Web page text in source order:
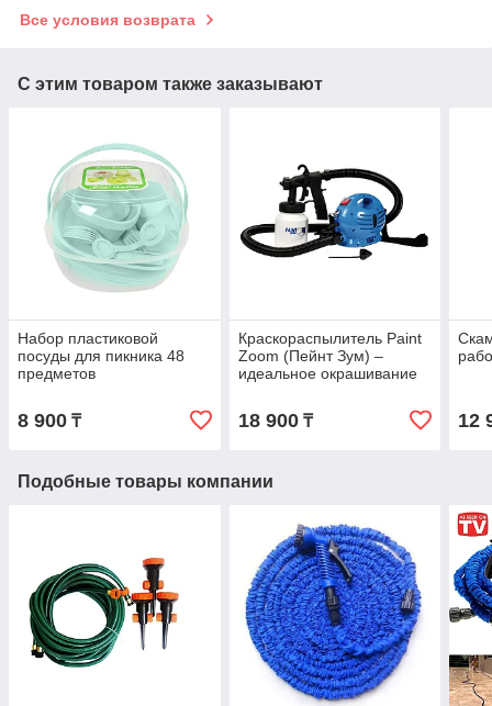
Все условия возврата
С этим товаром также заказывают
Набор пластиковой
посуды для пикника 48
предметов
8 900 ₸
Краскораспылитель Paint
Zoom (Пейнт Зум) –
идеальное окрашивание
18 900₸ 12
Подобные товары компании